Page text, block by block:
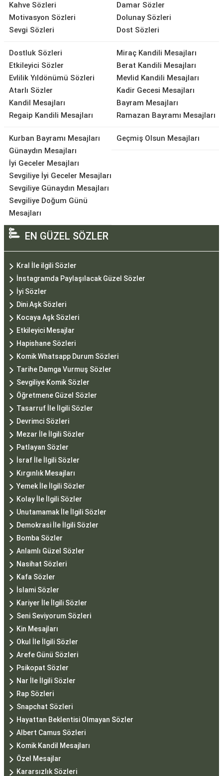
Kahve Sözleri
Motivasyon Sözleri
Sevgi Sözleri
Damar Sözler
Dolunay Sözleri
Dost Sözleri
Dostluk Sözleri
Etkileyici Sözler
Evlilik Yıldönümü Sözleri
Atarlı Sözler
Kandil Mesajları
Regaip Kandili Mesajları
Miraç Kandili Mesajları
Berat Kandili Mesajları
Mevlid Kandili Mesajları
Kadir Gecesi Mesajları
Bayram Mesajları
Ramazan Bayramı Mesajları
Kurban Bayramı Mesajları
Günaydın Mesajları
İyi Geceler Mesajları
Sevgiliye İyi Geceler Mesajları
Sevgiliye Günaydın Mesajları
Sevgiliye Doğum Günü
Mesajları
Geçmiş Olsun Mesajları
EN GÜZEL SÖZLER
Kral İle ilgili Sözler
İnstagramda Paylaşılacak Güzel Sözler
İyi Sözler
Dini Aşk Sözleri
Kocaya Aşk Sözleri
Etkileyici Mesajlar
Hapishane Sözleri
Komik Whatsapp Durum Sözleri
Tarihe Damga Vurmuş Sözler
Sevgiliye Komik Sözler
Öğretmene Güzel Sözler
Tasarruf İle İlgili Sözler
Devrimci Sözleri
Mezar İle İlgili Sözler
Patlayan Sözler
İsraf İle İlgili Sözler
Kırgınlık Mesajları
Yemek İle İlgili Sözler
Kolay İle İlgili Sözler
Unutamamak İle İlgili Sözler
Demokrasi İle İlgili Sözler
Bomba Sözler
Anlamlı Güzel Sözler
Nasihat Sözleri
Kafa Sözler
İslami Sözler
Kariyer İle İlgili Sözler
Seni Seviyorum Sözleri
Kin Mesajları
Okul İle İlgili Sözler
Arefe Günü Sözleri
Psikopat Sözler
Nar İle İlgili Sözler
Rap Sözleri
Snapchat Sözleri
Hayattan Beklentisi Olmayan Sözler
Albert Camus Sözleri
Komik Kandil Mesajları
Özel Mesajlar
Kararsızlık Sözleri